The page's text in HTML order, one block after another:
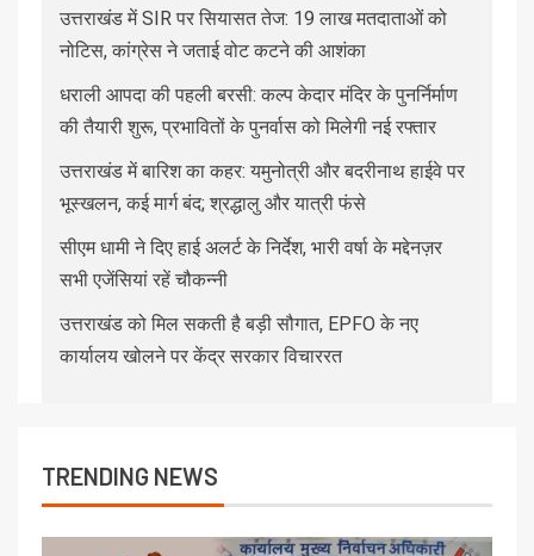
उत्तराखंड में SIR पर सियासत तेज: 19 लाख मतदाताओं को
नोटिस, कांग्रेस ने जताई वोट कटने की आशंका
धराली आपदा की पहली बरसी: कल्प केदार मंदिर के पुनर्निर्माण
की तैयारी शुरू, प्रभावितों के पुनर्वास को मिलेगी नई रफ्तार
उत्तराखंड में बारिश का कहर: यमुनोत्री और बदरीनाथ हाईवे पर
भूस्खलन, कई मार्ग बंद; श्रद्धालु और यात्री फंसे
सीएम धामी ने दिए हाई अलर्ट के निर्देश, भारी वर्षा के मद्देनज़र
सभी एजेंसियां रहें चौकन्नी
उत्तराखंड को मिल सकती है बड़ी सौगात, EPFO के नए
कार्यालय खोलने पर केंद्र सरकार विचाररत
TRENDING NEWS